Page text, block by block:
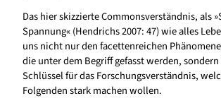
Das hier skizzierte Commonsverständnis, als
Spannung« (Hendrichs 2007: 47) wie alles
uns nicht nur den facettenreichen
die unter dem Begriff gefasst werden,
Schlüssel für das Forschungsverständnis,
Folgenden stark machen wollen.